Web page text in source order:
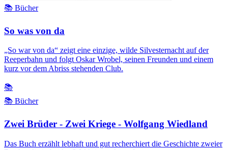
📚 Bücher
So was von da
„So war von da“ zeigt eine einzige, wilde Silvesternacht auf der
Reeperbahn und folgt Oskar Wrobel, seinen Freunden und einem
kurz vor dem Abriss stehenden Club.
📚
📚 Bücher
Zwei Brüder - Zwei Kriege - Wolfgang Wiedland
Das Buch erzählt lebhaft und gut recherchiert die Geschichte zweier